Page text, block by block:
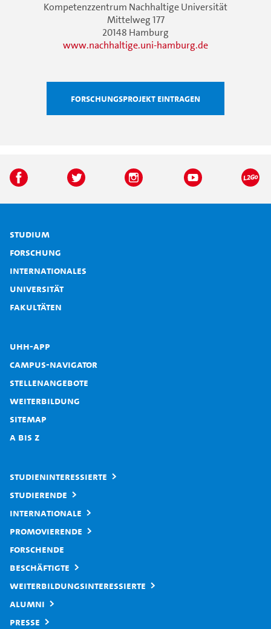
Kompetenzzentrum Nachhaltige Universität
Mittelweg 177
20148 Hamburg
www.nachhaltige.uni-hamburg.de
Forschungsprojekt eintragen
Studium
Forschung
Internationales
Universität
Fakultäten
UHH-App
Campus-Navigator
Stellenangebote
Weiterbildung
Sitemap
A bis Z
Studieninteressierte
Studierende
Internationale
Promovierende
Forschende
Beschäftigte
Weiterbildungsinteressierte
Alumni
Presse